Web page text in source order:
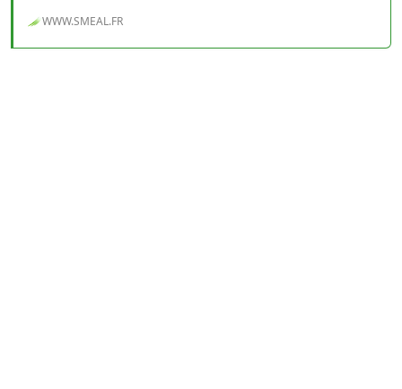
WWW.SMEAL.FR